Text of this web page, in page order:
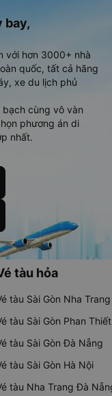
bay,
với hơn 3000+ nhà
quốc, tất cả hãng
xe du lịch phủ
cùng vô vàn
phương án di
nhất.
tàu hỏa
tàu Sài Gòn Nha Trang
tàu Sài Gòn Phan Thiết
tàu Sài Gòn Đà Nẵng
tàu Sài Gòn Hà Nội
tàu Nha Trang Đà